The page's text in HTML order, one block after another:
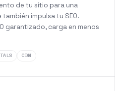
de tu sitio para una
impulsa tu SEO.
garantizado, carga en menos
CDN